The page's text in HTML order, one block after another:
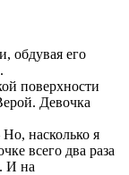
обдувая его
поверхности
Девочка
насколько я
всего два раза
И на